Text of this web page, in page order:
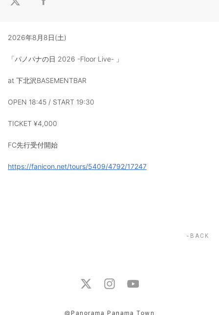
2026年8月8日(土)
「パノパナの日 2026 -Floor Live- 」
at 下北沢BASEMENTBAR
OPEN 18:45 / START 19:30
TICKET ¥4,000
FC先行受付開始
https://fanicon.net/tours/5409/4792/17247
BACK
@Panorama Panama Town